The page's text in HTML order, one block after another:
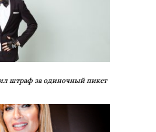
штраф за одиночный пикет